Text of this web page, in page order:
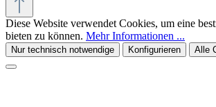
Diese Website verwendet Cookies, um eine
bieten zu können. Mehr Informationen ...
Nur technisch notwendige Konfigurieren Alle